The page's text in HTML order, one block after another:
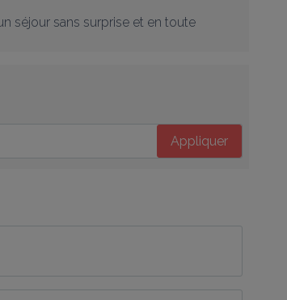
séjour sans surprise et en toute
Appliquer